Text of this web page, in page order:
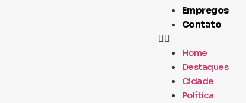
Empregos
Contato
Home
Destaques
Cidade
Política